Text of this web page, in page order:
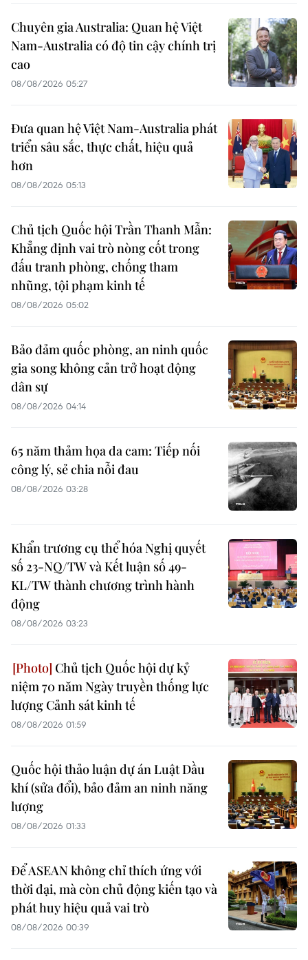
Chuyên gia Australia: Quan hệ Việt
Nam-Australia có độ tin cậy chính trị
cao
08/08/2026 05:27
Đưa quan hệ Việt Nam-Australia phát
triển sâu sắc, thực chất, hiệu quả
hơn
08/08/2026 05:13
Chủ tịch Quốc hội Trần Thanh Mẫn:
Khẳng định vai trò nòng cốt trong
đấu tranh phòng, chống tham
nhũng, tội phạm kinh tế
08/08/2026 05:02
Bảo đảm quốc phòng, an ninh quốc
gia song không cản trở hoạt động
dân sự
08/08/2026 04:14
65 năm thảm họa da cam: Tiếp nối
công lý, sẻ chia nỗi đau
08/08/2026 03:28
Khẩn trương cụ thể hóa Nghị quyết
số 23-NQ/TW và Kết luận số 49-
KL/TW thành chương trình hành
động
08/08/2026 03:23
Chủ tịch Quốc hội dự kỷ
niệm 70 năm Ngày truyền thống lực
lượng Cảnh sát kinh tế
08/08/2026 01:59
Quốc hội thảo luận dự án Luật Dầu
khí (sửa đổi), bảo đảm an ninh năng
lượng
08/08/2026 01:33
Để ASEAN không chỉ thích ứng với
thời đại, mà còn chủ động kiến tạo và
phát huy hiệu quả vai trò
08/08/2026 00:39